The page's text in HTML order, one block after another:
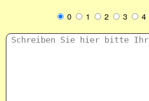
0
1 2 3 4